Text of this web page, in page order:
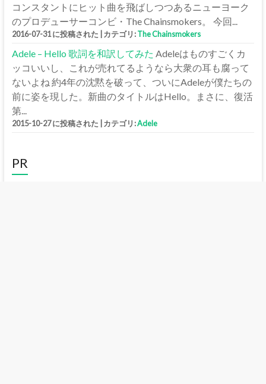
コンスタントにヒット曲を飛ばしつつあるニューヨーク
のプロデューサーコンビ・The Chainsmokers。 今回...
2016-07-31 に投稿された カテゴリ:The Chainsmokers
Adele – Hello 歌詞を和訳してみた Adeleはものすごくカ
ッコいいし、これが売れてるようなら大衆の耳も腐って
ないよね 約4年の沈黙を破って、ついにAdeleが僕たちの
前に姿を現した。新曲のタイトルはHello。まさに、復活
第...
2015-10-27 に投稿された カテゴリ:Adele
PR